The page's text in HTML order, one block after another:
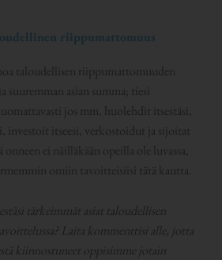
riippumattomuus
taloudellisen riippumattomuuden
suuremman asian summa; tiesi
jos mm. huolehdit itsestäsi,
investoit itseesi, verkostoidut ja sijoitat
ei näilläkään opeilla ole luvassa,
omiin tavoitteisiisi tätä kautta.
tärkeimmät asiat taloudellisen
Laita kommenttisi alle, jotta
kiinnostuneet oppisimme jotain